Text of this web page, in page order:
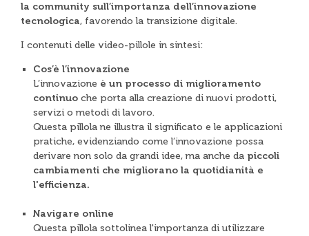
la community sull’importanza dell’innovazione
tecnologica, favorendo la transizione digitale.
I contenuti delle video-pillole in sintesi:
Cos’è l’innovazione
L’innovazione è un processo di miglioramento
continuo che porta alla creazione di nuovi prodotti,
servizi o metodi di lavoro.
Questa pillola ne illustra il significato e le applicazioni
pratiche, evidenziando come l’innovazione possa
derivare non solo da grandi idee, ma anche da piccoli
cambiamenti che migliorano la quotidianità e
l'efficienza.
Navigare online
Questa pillola sottolinea l'importanza di utilizzare